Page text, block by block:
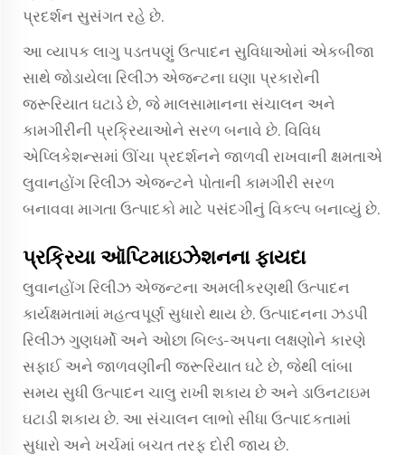
પ્રદર્શન સુસંગત રહે છે.
આ વ્યાપક લાગુ પડતપણું ઉત્પાદન સુવિધાઓમાં એકબીજા
સાથે જોડાયેલા રિલીઝ એજન્ટના ઘણા પ્રકારોની
જરૂરિયાત ઘટાડે છે, જે માલસામાનના સંચાલન અને
કામગીરીની પ્રક્રિયાઓને સરળ બનાવે છે. વિવિધ
એપ્લિકેશન્સમાં ઊંચા પ્રદર્શનને જાળવી રાખવાની ક્ષમતાએ
લુવાનહોંગ રિલીઝ એજન્ટને પોતાની કામગીરી સરળ
બનાવવા માગતા ઉત્પાદકો માટે પસંદગીનું વિકલ્પ બનાવ્યું છે.
પ્રક્રિયા ઑપ્ટિમાઇઝેશનના ફાયદા
લુવાનહોંગ રિલીઝ એજન્ટના અમલીકરણથી ઉત્પાદન
કાર્યક્ષમતામાં મહત્વપૂર્ણ સુધારો થાય છે. ઉત્પાદનના ઝડપી
રિલીઝ ગુણધર્મો અને ઓછા બિલ્ડ-અપના લક્ષણોને કારણે
સફાઈ અને જાળવણીની જરૂરિયાત ઘટે છે, જેથી લાંબા
સમય સુધી ઉત્પાદન ચાલુ રાખી શકાય છે અને ડાઉનટાઇમ
ઘટાડી શકાય છે. આ સંચાલન લાભો સીધા ઉત્પાદકતામાં
સુધારો અને ખર્ચમાં બચત તરફ દોરી જાય છે.